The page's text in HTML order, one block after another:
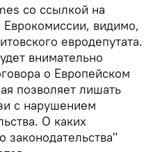
со ссылкой на
Еврокомиссии, видимо,
евродепутата.
внимательно
о Европейском
позволяет лишать
с нарушением
О каких
законодательства"